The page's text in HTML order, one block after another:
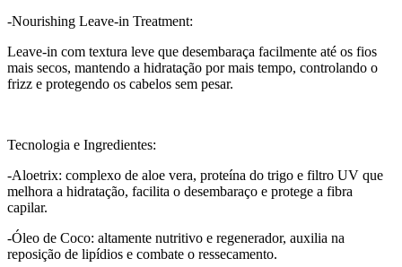
-Nourishing Leave-in Treatment:
Leave-in com textura leve que desembaraça facilmente até os fios
mais secos, mantendo a hidratação por mais tempo, controlando o
frizz e protegendo os cabelos sem pesar.
Tecnologia e Ingredientes:
-Aloetrix: complexo de aloe vera, proteína do trigo e filtro UV que
melhora a hidratação, facilita o desembaraço e protege a fibra
capilar.
-Óleo de Coco: altamente nutritivo e regenerador, auxilia na
reposição de lipídios e combate o ressecamento.